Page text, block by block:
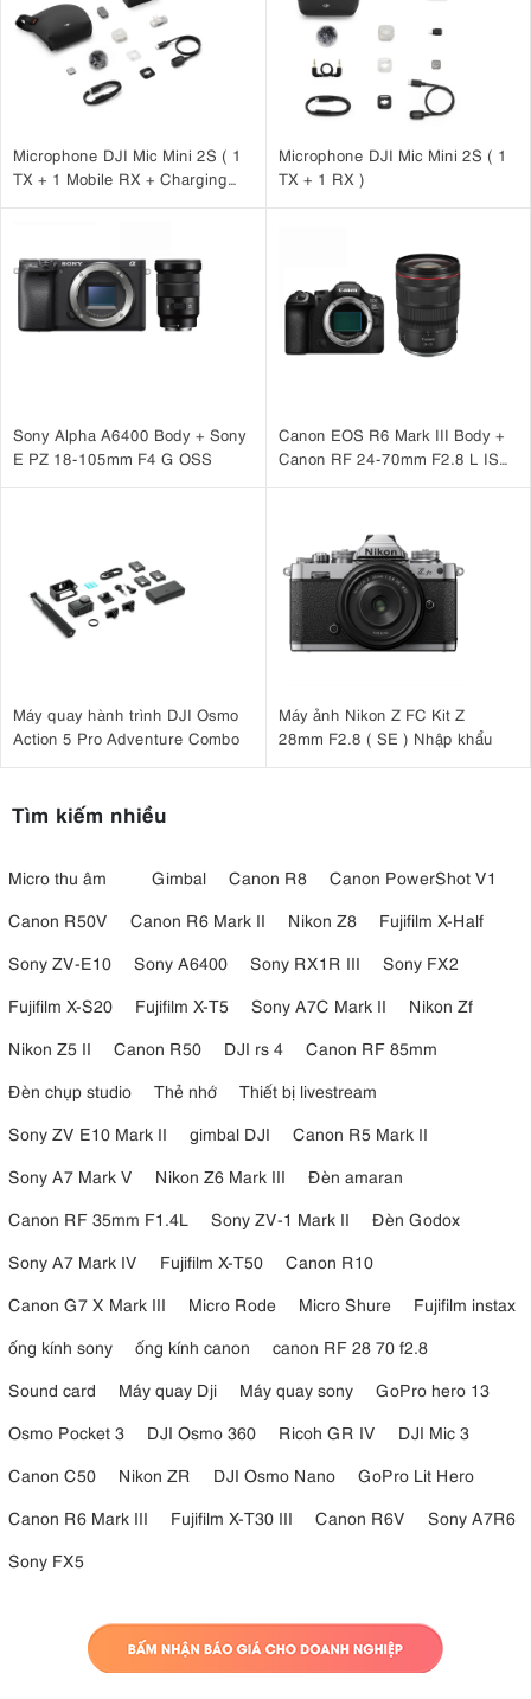
Microphone DJI Mic Mini 2S ( 1
TX + 1 Mobile RX + Charging
Microphone DJI Mic Mini 2S ( 1
TX + 1 RX )
Sony Alpha A6400 Body + Sony
E PZ 18-105mm F4 G OSS
Canon EOS R6 Mark III Body +
Canon RF 24-70mm F2.8 L IS
Máy quay hành trình DJI Osmo
Action 5 Pro Adventure Combo
Máy ảnh Nikon Z FC Kit Z
28mm F2.8 ( SE ) Nhập khẩu
Tìm kiếm nhiều
Micro thu âm Gimbal Canon R8
Canon PowerShot V1
Canon R50V
Canon R6 Mark II Nikon Z8
Fujifilm X-Half
Sony ZV-E10
Sony A6400 Sony RX1R III
Sony FX2
Fujifilm X-S20
Fujifilm X-T5 Sony A7C Mark II
Nikon Zf
Nikon Z5 II
Canon R50 DJI rs 4
Canon RF 85mm
Đèn chụp studio
Thẻ nhớ
Thiết bị livestream
Sony ZV E10 Mark II
gimbal DJI
Canon R5 Mark II
Sony A7 Mark V
Nikon Z6 Mark III
Đèn amaran
Canon RF 35mm F1.4L
Sony ZV-1 Mark II
Đèn Godox
Sony A7 Mark IV
Fujifilm X-T50
Canon R10
Canon G7 X Mark III
Micro Rode Micro Shure
Fujifilm instax
ống kính sony
ống kính canon
canon RF 28 70 f2.8
Sound card
Máy quay Dji Máy quay sony
GoPro hero 13
Osmo Pocket 3
DJI Osmo 360 Ricoh GR IV
DJI Mic 3
Canon C50
Nikon ZR DJI Osmo Nano
GoPro Lit Hero
Canon R6 Mark III
Fujifilm X-T30 III Canon R6V
Sony A7R6
Sony FX5